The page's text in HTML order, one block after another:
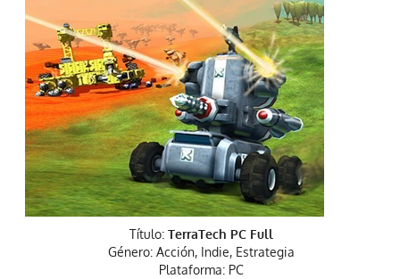
Título: TerraTech PC Full
Género: Acción, Indie, Estrategia
Plataforma: PC